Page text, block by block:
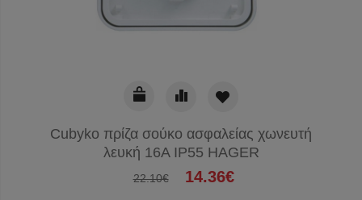
Cubyko πρίζα σούκο ασφαλείας χωνευτή
λευκή 16A IP55 HAGER
22.10€ 14.36€